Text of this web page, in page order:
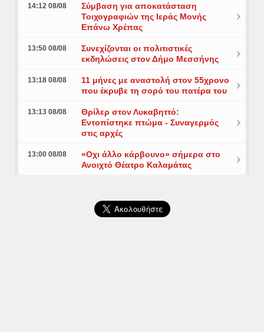
14:12 08/08
Σύμβαση για αποκατάσταση
Τοιχογραφιών της Ιεράς Μονής
Επάνω Χρέπας
13:50 08/08
Συνεχίζονται οι πολιτιστικές
εκδηλώσεις στον Δήμο Μεσσήνης
13:18 08/08
11 μήνες με αναστολή στον 55χρονο
που έκρυβε τη σορό του πατέρα του
13:13 08/08
Θρίλερ στον Λυκαβηττό:
Εντοπίστηκε πτώμα - Συναγερμός
στις αρχές
13:00 08/08
«Οχι άλλο κάρβουνο» σήμερα στο
Ανοιχτό Θέατρο Καλαμάτας